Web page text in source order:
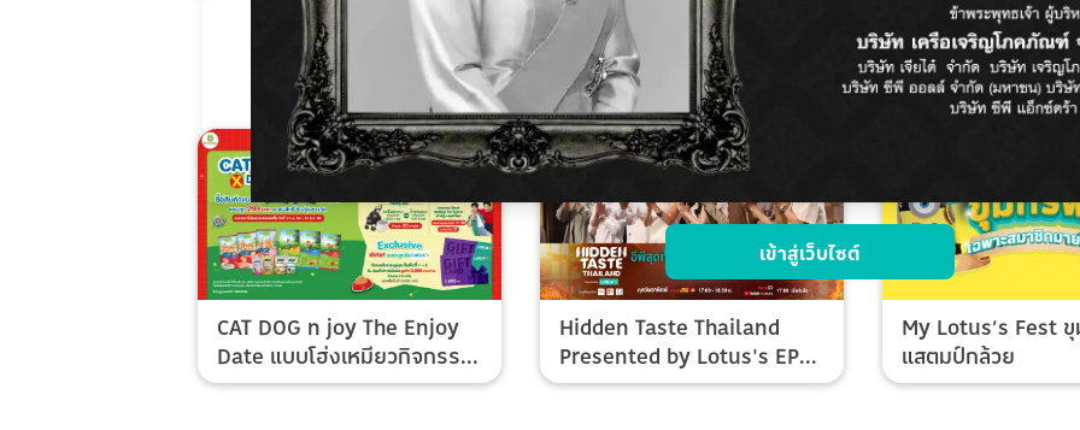
เข้าสู่เว็บไซต์
CAT DOG n joy The Enjoy
Date แบบโฮ่งเหมียวกิจกรรม
Top Spender & Lucky Fan
Hidden Taste Thailand
Presented by Lotus's EP
Final
My Lotus’s Fest
แสตมป์กล้วย